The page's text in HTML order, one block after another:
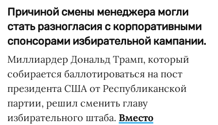
Причиной смены менеджера могли
стать разногласия с корпоративными
спонсорами избирательной кампании.
Миллиардер Дональд Трамп, который
собирается баллотироваться на пост
президента США от Республиканской
партии, решил сменить главу
избирательного штаба. Вместо